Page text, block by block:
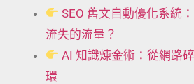
SEO 舊文自動優化系統
流失的流量？
AI 知識煉金術：從網路
環